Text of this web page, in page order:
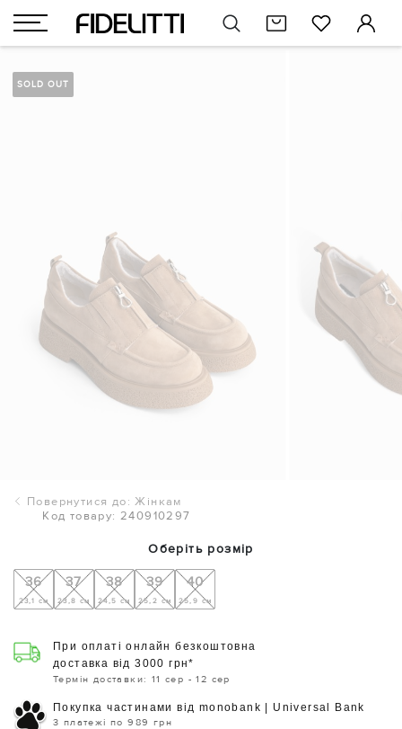
SOLD OUT
Повернутися до: Жінкам
Код товару: 240910297
Оберіть розмір
36
23,1 см
37
23,8 см
38
24,5 см
39
25,2 см
40
25,9 см
При оплаті онлайн безкоштовна
доставка від 3000 грн*
Термін доставки: 11 сер - 12 сер
Покупка частинами від monobank | Universal Bank
3 платежі по 989 грн